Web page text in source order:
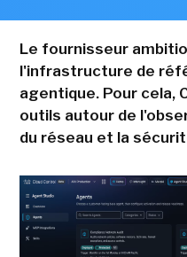
Le fournisseur
l'infrastructure de
agentique. Pour cela,
outils autour de
du réseau et la